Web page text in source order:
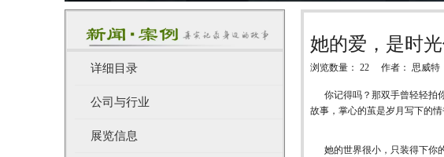
详细目录
公司与行业
展览信息
她的爱，是时
浏览数量： 22 作者： 思威特
你记得吗？那双手曾轻轻拍
故事，掌心的茧是岁月写下的
她的世界很小，只装得下你